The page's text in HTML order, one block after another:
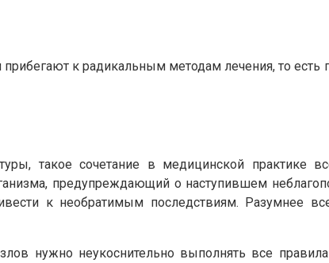
к радикальным методам лечения, то есть
такое сочетание в медицинской практике
предупреждающий о наступившем
к необратимым последствиям. Разумнее
нужно неукоснительно выполнять все